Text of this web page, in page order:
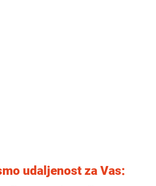
udaljenost za Vas: